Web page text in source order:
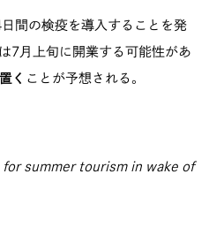
間の検疫を導入することを発
7月上旬に開業する可能性があ
く ことが予想される。
summer tourism in wake of